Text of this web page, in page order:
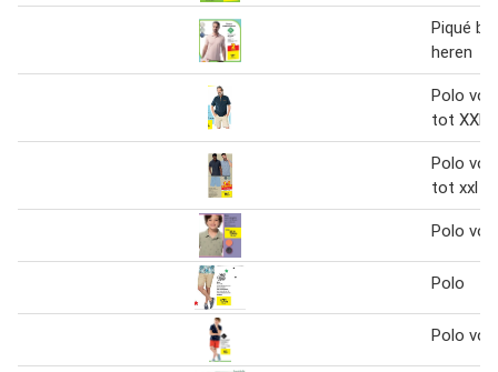
Piqué
heren
Polo
tot XXL,
Polo
tot xxl
Polo
Polo
Polo